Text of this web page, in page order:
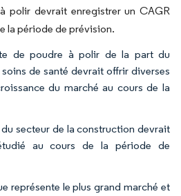
polir devrait enregistrer un CAGR
la période de prévision.
de poudre à polir de la part du
de santé devrait offrir diverses
du marché au cours de la
secteur de la construction devrait
au cours de la période de
représente le plus grand marché et